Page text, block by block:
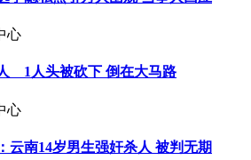
心
1人头被砍下 倒在大马路
心
云南14岁男生强奸杀人 被判无期